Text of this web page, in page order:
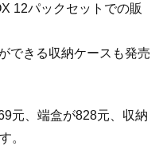
12パックセットでの販
できる収納ケースも発売
元、端盒が828元、収納
。